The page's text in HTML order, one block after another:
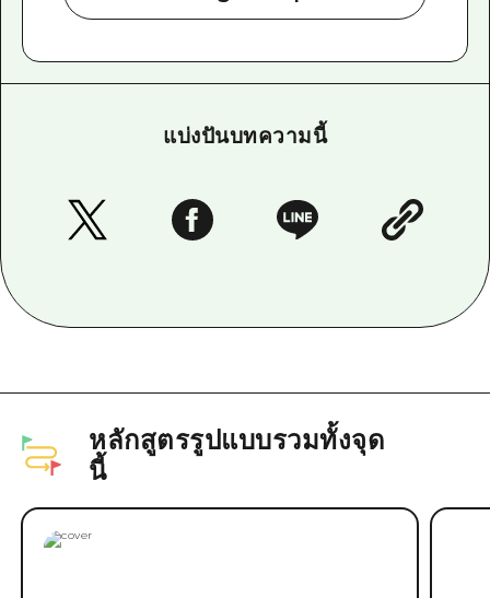
แบ่งปันบทความนี้
หลักสูตรรูปแบบรวมทั้งจุด
นี้